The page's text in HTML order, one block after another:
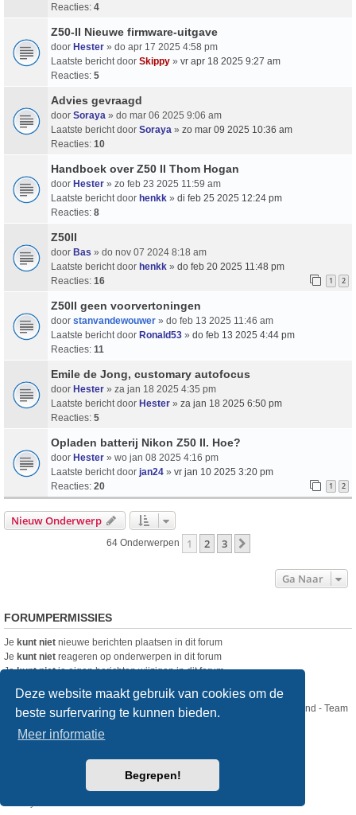
Deze website maakt gebruik van cookies om de
beste surfervaring te kunnen bieden.
Meer informatie
Begrepen!
Reacties: 4
Z50-II Nieuwe firmware-uitgave
door Hester » do apr 17 2025 4:58 pm
Laatste bericht door Skippy » vr apr 18 2025 9:27 am
Reacties: 5
Advies gevraagd
door Soraya » do mar 06 2025 9:06 am
Laatste bericht door Soraya » zo mar 09 2025 10:36 am
Reacties: 10
Handboek over Z50 II Thom Hogan
door Hester » zo feb 23 2025 11:59 am
Laatste bericht door henkk » di feb 25 2025 12:24 pm
Reacties: 8
Z50II
door Bas » do nov 07 2024 8:18 am
Laatste bericht door henkk » do feb 20 2025 11:48 pm
Reacties: 16 1 2
Z50II geen voorvertoningen
door stanvandewouwer » do feb 13 2025 11:46 am
Laatste bericht door Ronald53 » do feb 13 2025 4:44 pm
Reacties: 11
Emile de Jong, customary autofocus
door Hester » za jan 18 2025 4:35 pm
Laatste bericht door Hester » za jan 18 2025 6:50 pm
Reacties: 5
Opladen batterij Nikon Z50 II. Hoe?
door Hester » wo jan 08 2025 4:16 pm
Laatste bericht door jan24 » vr jan 10 2025 3:20 pm
Reacties: 20 1 2
Nieuw Onderwerp
64 Onderwerpen 1 2 3
Ga Naar
FORUMPERMISSIES
Je kunt niet nieuwe berichten plaatsen in dit forum
Je kunt niet reageren op onderwerpen in dit forum
Jekunt nietje eigen berichten wijzigen in dit forum
Nikon Club Nederland - Team
Forum
Copyright © Nikon Club Nederland 2023
® Forum Software © phpBB Limited
created by INVENTEA & v12mike